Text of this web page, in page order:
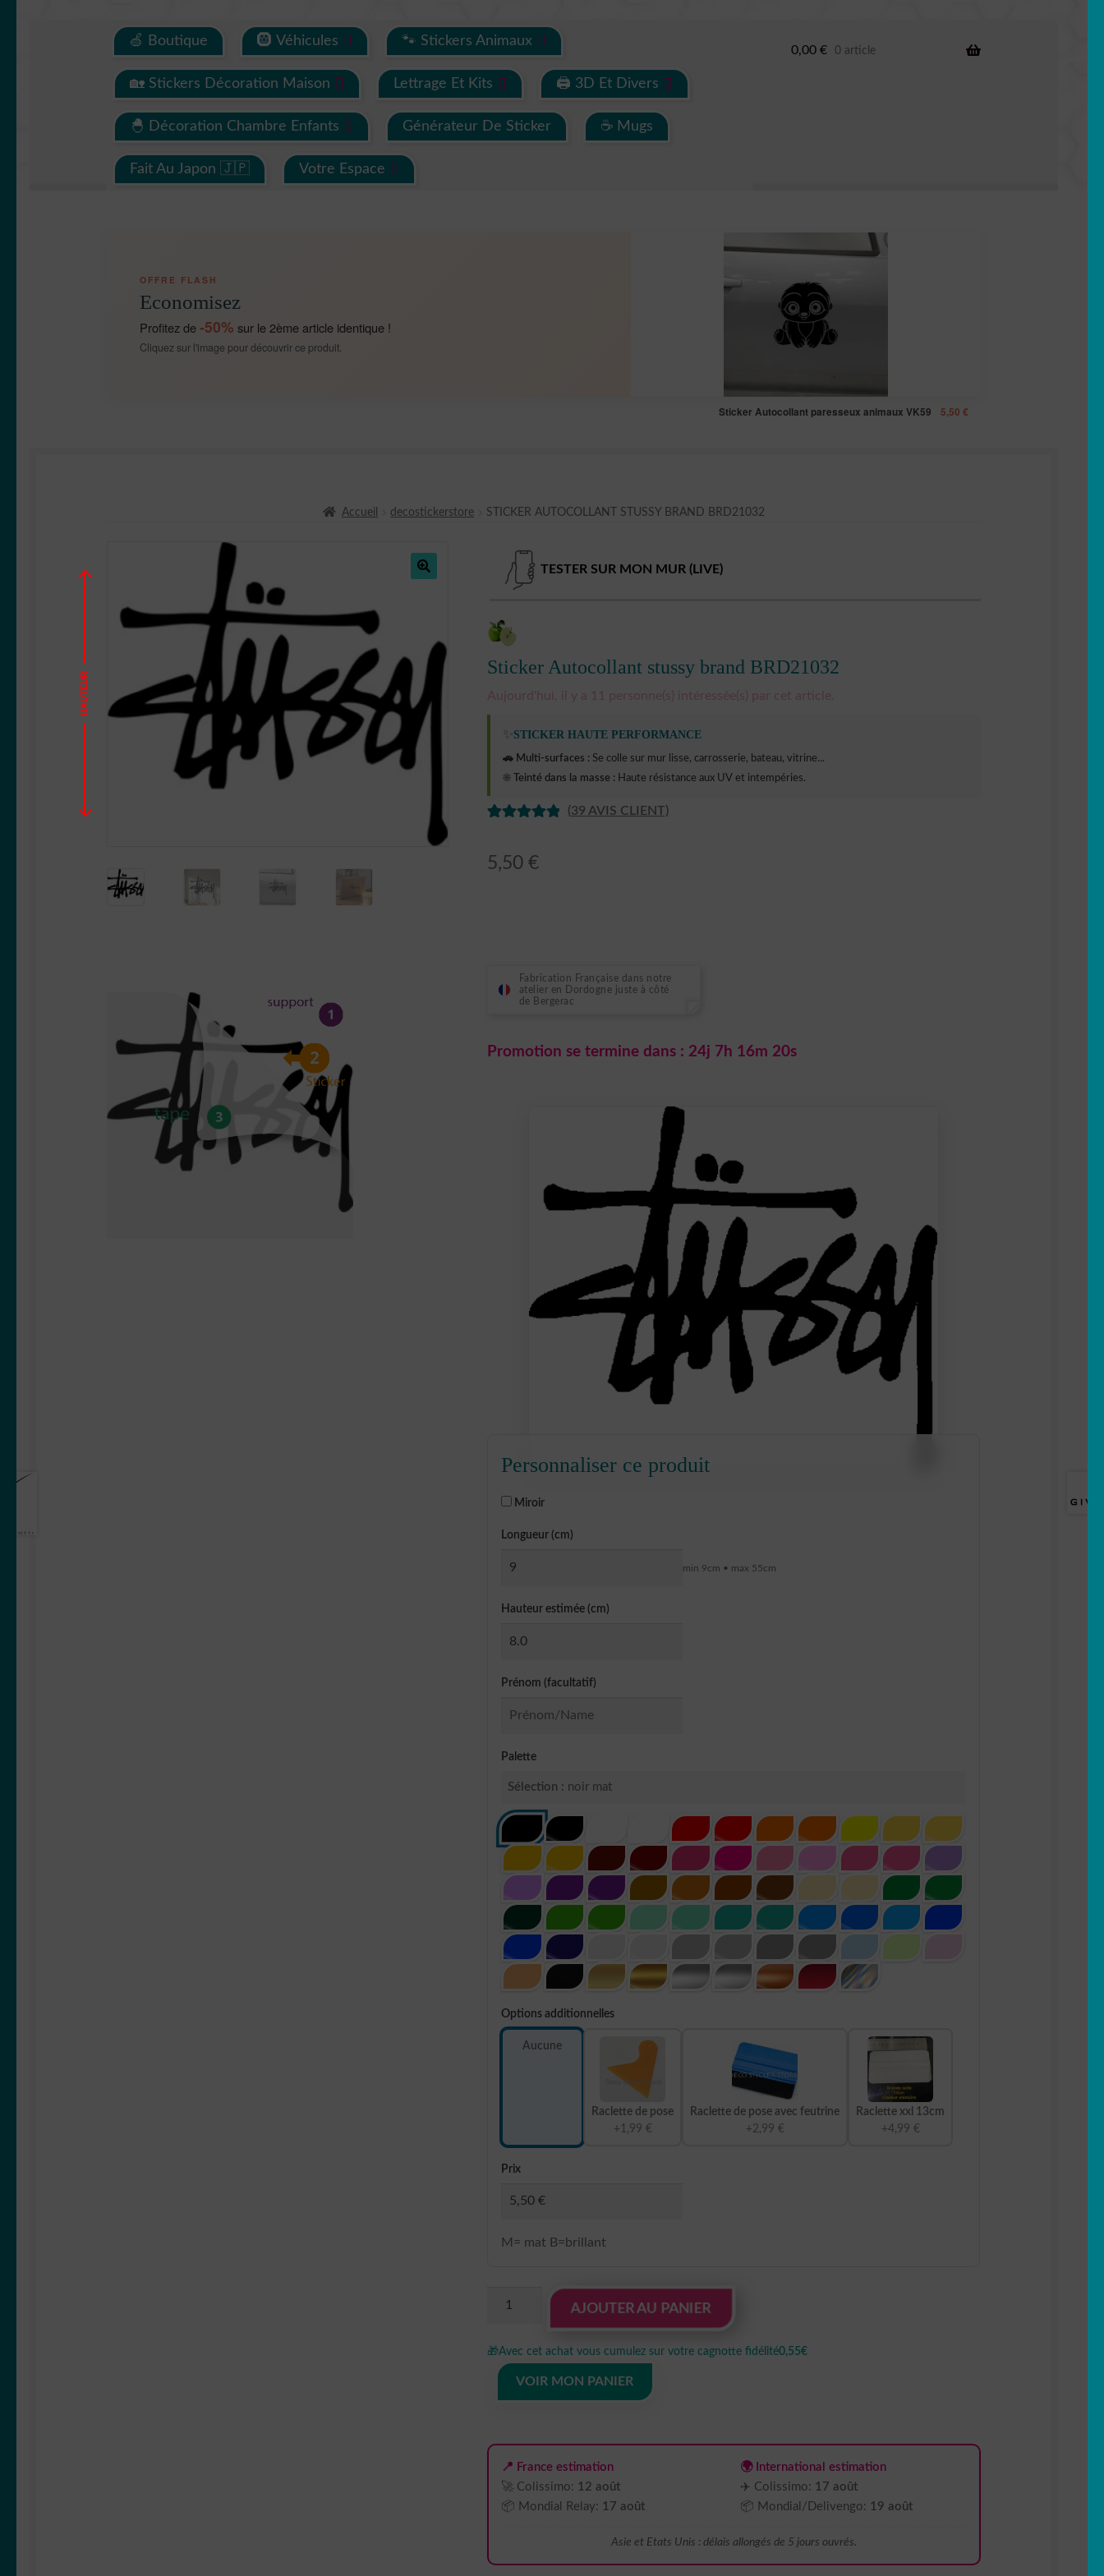
🍏 Boutique 🛞 Véhicules 🐾 Stickers Animaux
🏡 Stickers Décoration Maison Lettrage Et Kits 🖨 3D Et Divers
🐣 Décoration Chambre Enfants Générateur De Sticker ☕ Mugs
Fait Au Japon 🇯🇵 Votre Espace
0,00 € 0 article
OFFRE FLASH
Economisez
Profitez de-50% sur le 2ème article identique !
Cliquez sur l'image pour découvrir ce produit.
Sticker Autocollant paresseux animaux VK59 5,50 €
Accueil decostickerstore STICKER AUTOCOLLANT STUSSY BRAND BRD21032
TESTER SUR MON MUR (LIVE)
Sticker Autocollant stussy brand BRD21032
Aujourd'hui, il y a 11 personne(s) intéressée(s) par cet article.
STICKER HAUTE PERFORMANCE
🚗 Multi-surfaces : Se colle sur mur lisse, carrosserie, bateau, vitrine...
☀️ Teinté dans la masse : Haute résistance aux UV et intempéries.
BASÉ SUR
(39 AVIS CLIENT)
5,50 €
Fabrication Française dans notre
atelier en Dordogne juste à côté
de Bergerac
Promotion se termine dans : 24j 7h 16m 19s
Personnaliser ce produit
Miroir
Longueur (cm)
min 9cm • max 55cm
Hauteur estimée (cm)
Prénom (facultatif)
Palette
Sélection : noir mat
Options additionnelles
Aucune
Raclette de pose
+1,99 €
Raclette de pose avec feutrine
+2,99 €
Raclette xxl 13cm
+4,99 €
Prix
M= mat B=brillant
Autocollant
stussy
brand
AJOUTER AU PANIER
🎁Avec cet achat vous cumulez sur votre cagnotte fidélité0,55€
VOIR MON PANIER
📍 France estimation
🚀 Colissimo: 12 août
📦 Mondial Relay: 17 août
🌍 International estimation
✈️ Colissimo: 17 août
📦 Mondial/Delivengo: 19 août
Asie et Etats Unis : délais allongés de 5 jours ouvrés.
HAUTEUR